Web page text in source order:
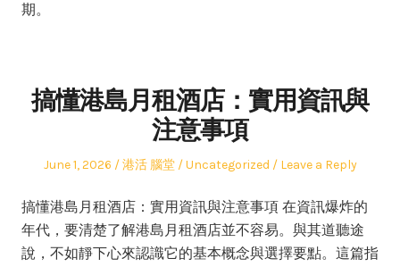
期。
搞懂港島月租酒店：實用資訊與
注意事項
Posted
June 1, 2026 Author
港活 腦堂
Posted
Uncategorized Leave a Reply
搞懂港島月租酒店：實用資訊與注意事項 在資訊爆炸的
年代，要清楚了解港島月租酒店並不容易。與其道聽途
說，不如靜下心來認識它的基本概念與選擇要點。這篇指